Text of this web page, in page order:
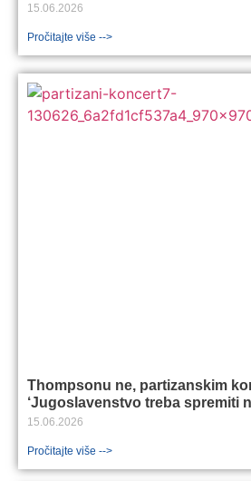
15.06.2026
Pročitajte više -->
Thompsonu ne, partizanskim
‘Jugoslavenstvo treba spremiti
15.06.2026
Pročitajte više -->